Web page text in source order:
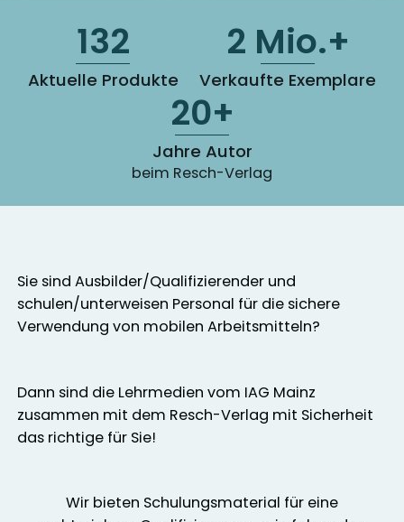
132
Aktuelle Produkte
2 Mio.+
Verkaufte Exemplare
20+
Jahre Autor
beim Resch-Verlag
Sie sind Ausbilder/Qualifizierender und
schulen/unterweisen Personal für die sichere
Verwendung von mobilen Arbeitsmitteln?
Dann sind die Lehrmedien vom IAG Mainz
zusammen mit dem Resch-Verlag mit Sicherheit
das richtige für Sie!
Wir bieten Schulungsmaterial für eine